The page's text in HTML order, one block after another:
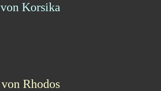
von Korsika
von Rhodos